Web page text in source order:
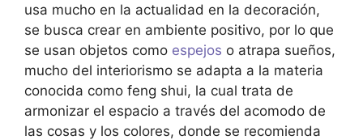
usa mucho en la actualidad en la decoración,
se busca crear en ambiente positivo, por lo que
se usan objetos como espejos o atrapa sueños,
mucho del interiorismo se adapta a la materia
conocida como feng shui, la cual trata de
armonizar el espacio a través del acomodo de
las cosas y los colores, donde se recomienda